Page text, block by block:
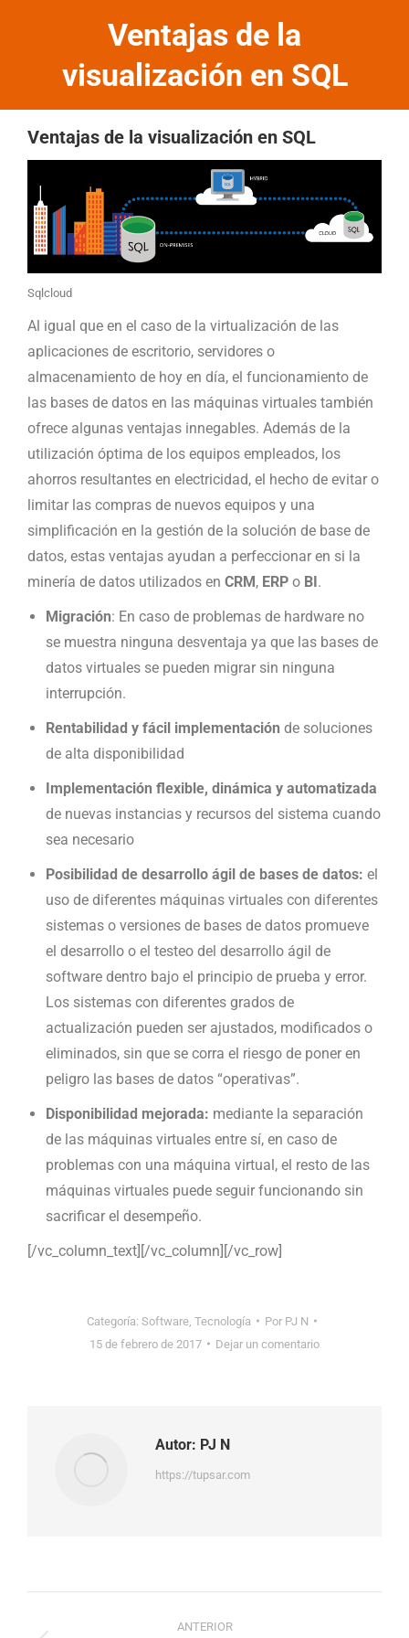
Ventajas de la
visualización en SQL
Ventajas de la visualización en SQL
Sqlcloud
Al igual que en el caso de la virtualización de las
aplicaciones de escritorio, servidores o
almacenamiento de hoy en día, el funcionamiento de
las bases de datos en las máquinas virtuales también
ofrece algunas ventajas innegables. Además de la
utilización óptima de los equipos empleados, los
ahorros resultantes en electricidad, el hecho de evitar o
limitar las compras de nuevos equipos y una
simplificación en la gestión de la solución de base de
datos, estas ventajas ayudan a perfeccionar en si la
minería de datos utilizados en CRM, ERP o BI.
Migración: En caso de problemas de hardware no
se muestra ninguna desventaja ya que las bases de
datos virtuales se pueden migrar sin ninguna
interrupción.
Rentabilidad y fácil implementación de soluciones
de alta disponibilidad
Implementación flexible, dinámica y automatizada
de nuevas instancias y recursos del sistema cuando
sea necesario
Posibilidad de desarrollo ágil de bases de datos: el
uso de diferentes máquinas virtuales con diferentes
sistemas o versiones de bases de datos promueve
el desarrollo o el testeo del desarrollo ágil de
software dentro bajo el principio de prueba y error.
Los sistemas con diferentes grados de
actualización pueden ser ajustados, modificados o
eliminados, sin que se corra el riesgo de poner en
peligro las bases de datos “operativas”.
Disponibilidad mejorada: mediante la separación
de las máquinas virtuales entre sí, en caso de
problemas con una máquina virtual, el resto de las
máquinas virtuales puede seguir funcionando sin
sacrificar el desempeño.
[/vc_column_text][/vc_column][/vc_row]
Categoría: Software Tecnología Por PJ N
15 de febrero de 2017
Dejar un comentario
Autor: PJ N
https://tupsar.com
ANTERIOR